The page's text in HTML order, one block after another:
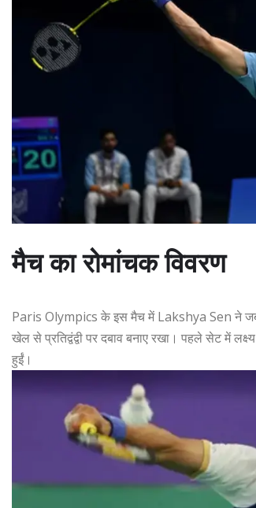
मैच का रोमांचक विवरण
Paris Olympics के इस मैच में Lakshya Sen ने
खेल से प्रतिद्वंद्वी पर दबाव बनाए रखा। पहले सेट में
हुईं।